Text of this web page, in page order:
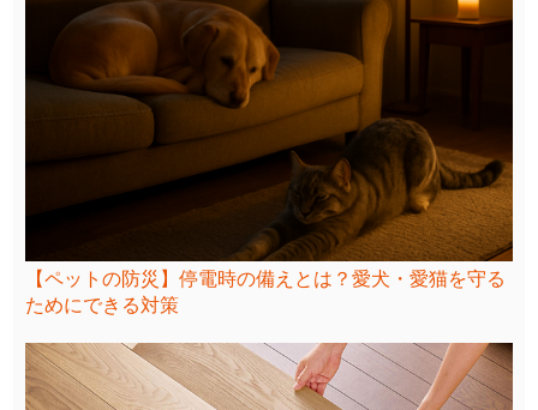
【ペットの防災】停電時の備えとは？愛犬・愛猫を守る
ためにできる対策